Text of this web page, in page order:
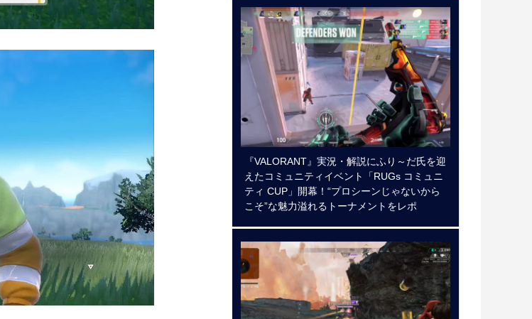
『VALORANT』実況・解説にふり～だ氏を迎
えたコミュニティイベント「RUGs コミュニ
ティ CUP」開幕！“プロシーンじゃないから
こそ”な魅力溢れるトーナメントをレポ